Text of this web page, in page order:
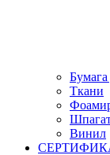
Ткани
Винил